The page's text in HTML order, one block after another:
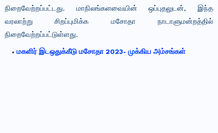
நிறைவேற்றப்பட்டது. மாநிலங்களவையின் ஒப்புதலுடன், இந்த
வரலாற்று சிறப்புமிக்க மசோதா நாடாளுமன்றத்தில்
நிறைவேற்றப்பட்டுள்ளது.
மகளிர் இடஒதுக்கீடு மசோதா 2023- முக்கிய அம்சங்கள்